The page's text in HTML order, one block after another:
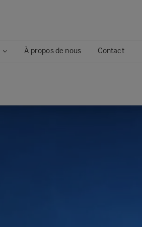
À propos de nous Contact